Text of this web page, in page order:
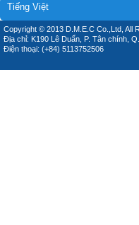
Tiếng Việt
Copyright © 2013 D.M.E.C Co.,Ltd, All
Địa chỉ: K190 Lê Duẩn, P. Tân chính,
Điện thoại: (+84) 5113752506